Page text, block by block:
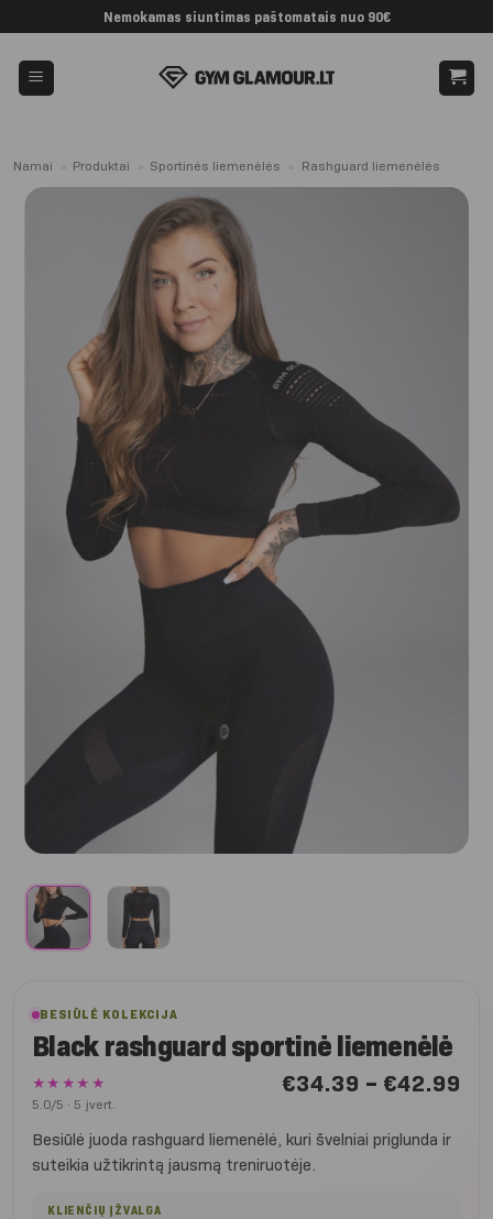
to
content
Nemokamas siuntimas paštomatais nuo 90€
Namai » Produktai » Sportinės liemenėlės » Rashguard liemenėlės
BESIŪLĖ KOLEKCIJA
Black rashguard sportinė liemenėlė
★★★★★
5.0/5 · 5 įvert.
€34.39 – €42.99
Besiūlė juoda rashguard liemenėlė, kuri švelniai priglunda ir
suteikia užtikrintą jausmą treniruotėje.
KLIENČIŲ ĮŽVALGA